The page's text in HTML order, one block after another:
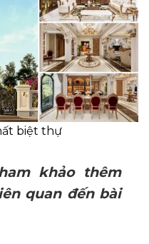
biệt thự
khảo thêm
quan đến bài